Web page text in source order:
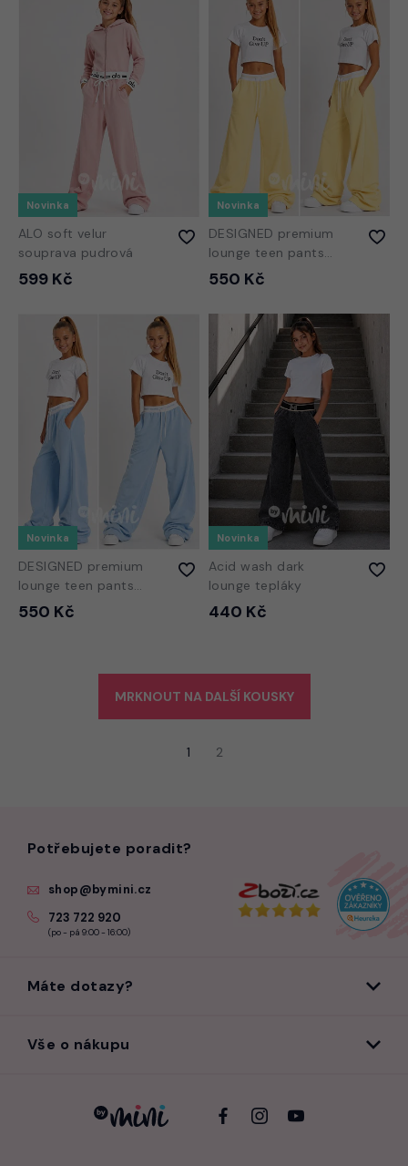
Novinka
ALO soft velur
souprava pudrová
599 Kč
Novinka
DESIGNED premium
lounge teen pants
BANANA
550 Kč
Novinka
DESIGNED premium
lounge teen pants
BABY BLUE
550 Kč
Novinka
Acid wash dark
lounge tepláky
440 Kč
MRKNOUT NA DALŠÍ KOUSKY
1 2
Potřebujete poradit?
shop@bymini.cz
723 722 920
(po - pá 9:00 - 16:00)
Máte dotazy?
Vše o nákupu